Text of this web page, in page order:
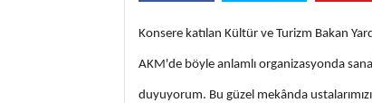
Konsere katılan Kültür ve Turizm Bakan
AKM'de böyle anlamlı organizasyonda
duyuyorum. Bu güzel mekânda